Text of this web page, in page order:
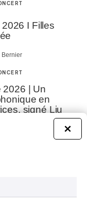
I Filles
Bernier
2026 | Un
en
signé Liu
×